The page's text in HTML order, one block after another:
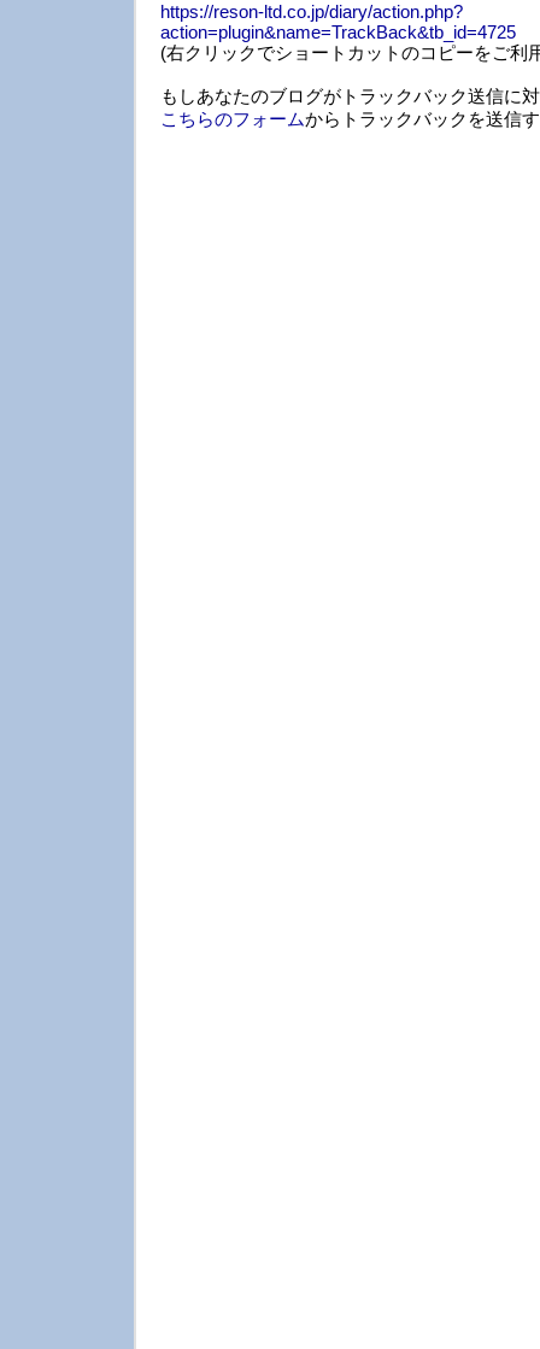
https://reson-ltd.co.jp/diary/action.php?
action=plugin&name=TrackBack&tb_id=4725
(右クリックでショートカットのコピーをご利
もしあなたのブログがトラックバック送信に
こちらのフォームからトラックバックを送信